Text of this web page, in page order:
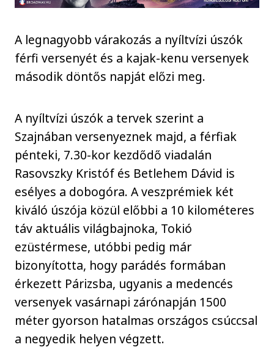
A legnagyobb várakozás a nyíltvízi úszók
férfi versenyét és a kajak-kenu versenyek
második döntős napját előzi meg.
A nyíltvízi úszók a tervek szerint a
Szajnában versenyeznek majd, a férfiak
pénteki, 7.30-kor kezdődő viadalán
Rasovszky Kristóf és Betlehem Dávid is
esélyes a dobogóra. A veszprémiek két
kiváló úszója közül előbbi a 10 kilométeres
táv aktuális világbajnoka, Tokió
ezüstérmese, utóbbi pedig már
bizonyította, hogy parádés formában
érkezett Párizsba, ugyanis a medencés
versenyek vasárnapi zárónapján 1500
méter gyorson hatalmas országos csúccsal
a negyedik helyen végzett.